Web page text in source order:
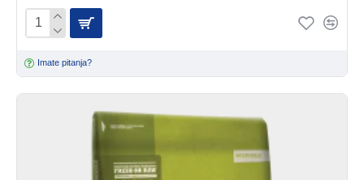
Imate pitanja?